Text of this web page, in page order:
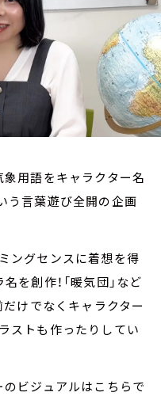
象用語をキャラクター名
う言葉遊び全開の企画
ングセンスに着想を得
を創作！「暖気団」など
だけでなくキャラクター
ストも作ったりしてい
のビジュアルはこちらで